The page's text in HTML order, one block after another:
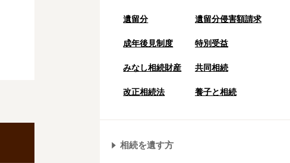
遺留分 遺留分侵害額請求
成年後⾒制度 特別受益
みなし相続財産 共同相続
改正相続法 養子と相続
相続を遺す方